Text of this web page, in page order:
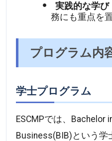
実践的な学び
務にも重点を
プログラム内
学士プログラム
ESCMPでは、Bachelor
Business(BIB)という